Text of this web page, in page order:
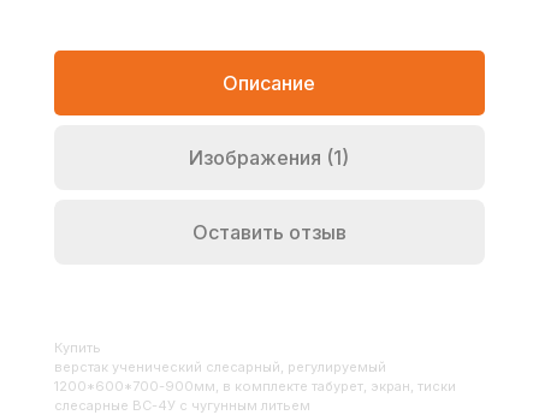
Описание
Изображения (1)
Оставить отзыв
Купить
Верстак ученический слесарный, регулируемый
1200*600*700-900мм, в комплекте табурет, экран, тиски
слесарные ВС-4У с чугунным литьем